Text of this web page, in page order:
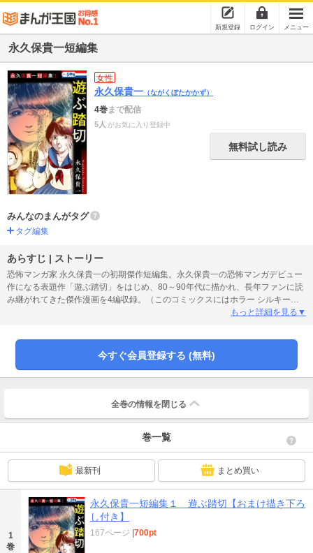
新規登録 ログイン メニュー
永久保貴一短編集
女性
永久保貴一 （ながくぼたかかず）
4巻まで配信
5人 がお気に入り登録中
無料試し読み
みんなのまんがタグ
タグ編集
あらすじ | ストーリー
恐怖マンガ家 永久保貴一の初期傑作短編集。永久保貴一の恐怖マンガデビュー
作になる表題作「遊ぶ踏切」をはじめ、80～90年代に描かれ、長年ファンに読
み継がれてきた傑作漫画を4編収録。（このコミックスにはホラー シルキー増
刊 戦戦恐恐 Vol.3およびホラー シルキー増刊 奇奇怪怪、奇奇怪怪 Vol.2に掲載
ドローム）」を収録しています)
もっと詳細を見る▼
今すぐ会員登録する (無料)
全巻の情報を 閉じる
巻一覧
最新刊 まとめ買い
1
巻
永久保貴一短編集１ 遊ぶ踏切【おまけ描き下ろ
し付き】
167ページ 700pt